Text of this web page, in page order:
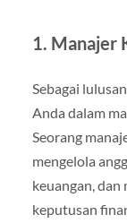
1. Manajer
Sebagai
Anda dalam
Seorang
mengelola
keuangan,
keputusan